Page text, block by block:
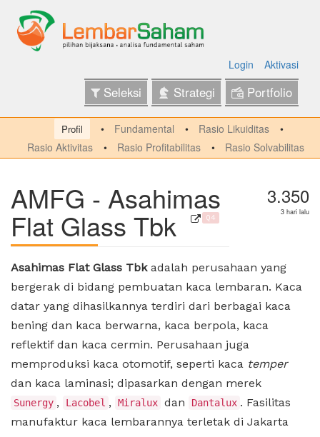
Login Aktivasi
Seleksi Strategi Portfolio
Profil Fundamental
Rasio Likuiditas
Rasio Aktivitas
Rasio Profitabilitas Rasio Solvabilitas
AMFG - Asahimas
Flat Glass Tbk Q4
3.350
3 hari lalu
Asahimas Flat Glass Tbkadalah perusahaan yang
bergerak di bidang pembuatan kaca lembaran. Kaca
datar yang dihasilkannya terdiri dari berbagai kaca
bening dan kaca berwarna, kaca berpola, kaca
reflektif dan kaca cermin. Perusahaan juga
memproduksi kaca otomotif, seperti kaca temper
dan kaca laminasi; dipasarkan dengan merek
Sunergy , Lacobel , Miralux dan Dantalux . Fasilitas
manufaktur kaca lembarannya terletak di Jakarta